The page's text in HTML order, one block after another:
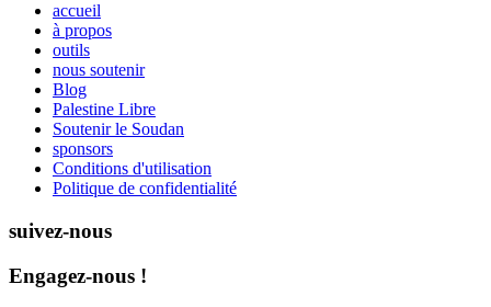
accueil
à propos
outils
nous soutenir
Blog
Palestine Libre
Soutenir le Soudan
sponsors
Conditions d'utilisation
Politique de confidentialité
suivez-nous
Engagez-nous !